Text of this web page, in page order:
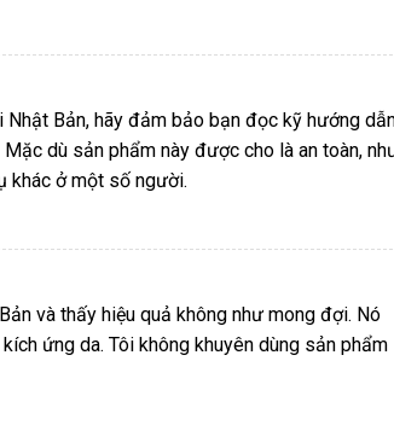
Bản, hãy đảm bảo bạn đọc kỹ hướng
dù sản phẩm này được cho là an toàn,
khác ở một số người.
và thấy hiệu quả không như mong đợi. Nó
ứng da. Tôi không khuyên dùng sản phẩm